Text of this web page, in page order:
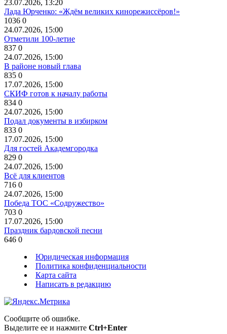
23.07.2026, 13:20
Лада Юрченко: «Ждём великих кинорежиссёров!»
1036 0
24.07.2026, 15:00
Отметили 100-летие
837 0
24.07.2026, 15:00
В районе новый глава
835 0
17.07.2026, 15:00
СКИФ готов к началу работы
834 0
24.07.2026, 15:00
Подал документы в избирком
833 0
17.07.2026, 15:00
Для гостей Академгородка
829 0
24.07.2026, 15:00
Всё для клиентов
716 0
24.07.2026, 15:00
Победа ТОС «Содружество»
703 0
17.07.2026, 15:00
Праздник бардовской песни
646 0
Юридическая информация
Политика конфиденциальности
Карта сайта
Написать в редакцию
Сообщите об ошибке.
Выделите ее и нажмите Ctrl+Enter